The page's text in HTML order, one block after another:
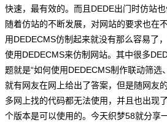
快速，最有效的。而且DEDE出门时仿站
随着仿站的不断发展，对网站的要求也在
用DEDECMS仿制起来就没有那么容易了
使用DEDECMS来仿制网站。其中很多
题就是“如何使用DEDECMS制作联动筛选
就有网友在网上给出了答案，但是随网友
多网上找的代码都无法使用，并且也出现
个版本是可以使用的。今天织梦58就分享